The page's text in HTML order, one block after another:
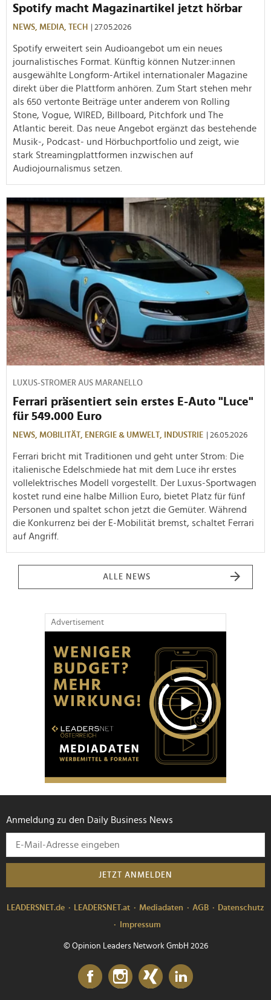
Spotify macht Magazinartikel jetzt hörbar
NEWS, MEDIA, TECH | 27.05.2026
Spotify erweitert sein Audioangebot um ein neues
journalistisches Format. Künftig können Nutzer:innen
ausgewählte Longform-Artikel internationaler Magazine
direkt über die Plattform anhören. Zum Start stehen mehr
als 650 vertonte Beiträge unter anderem von Rolling
Stone, Vogue, WIRED, Billboard, Pitchfork und The
Atlantic bereit. Das neue Angebot ergänzt das bestehende
Musik-, Podcast- und Hörbuchportfolio und zeigt, wie
stark Streamingplattformen inzwischen auf
Audiojournalismus setzen.
LUXUS-STROMER AUS MARANELLO
Ferrari präsentiert sein erstes E-Auto "Luce"
für 549.000 Euro
NEWS, MOBILITÄT, ENERGIE & UMWELT, INDUSTRIE | 26.05.2026
Ferrari bricht mit Traditionen und geht unter Strom: Die
italienische Edelschmiede hat mit dem Luce ihr erstes
vollelektrisches Modell vorgestellt. Der Luxus-Sportwagen
kostet rund eine halbe Million Euro, bietet Platz für fünf
Personen und spaltet schon jetzt die Gemüter. Während
die Konkurrenz bei der E-Mobilität bremst, schaltet Ferrari
auf Angriff.
ALLE NEWS
Advertisement
Anmeldung zu den Daily Business News
JETZT ANMELDEN
LEADERSNET.de LEADERSNET.at Mediadaten AGB
Datenschutz
Impressum
© Opinion Leaders Network GmbH 2026